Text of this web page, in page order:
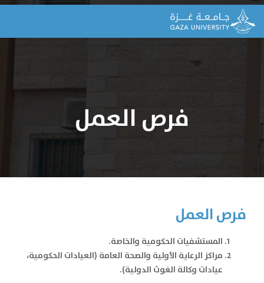
فرص العمل
فرص العمل
المستشفيات الحكومية والخاصة.
مراكز الرعاية الأولية والصحة العامة (العيادات الحكومية،
عيادات وكالة الغوث الدولية).